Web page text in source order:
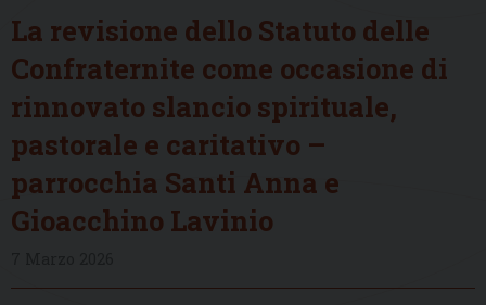
La revisione dello Statuto delle
Confraternite come occasione di
rinnovato slancio spirituale,
pastorale e caritativo –
parrocchia Santi Anna e
Gioacchino Lavinio